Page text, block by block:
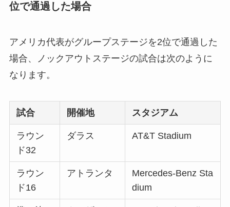
位で通過した場合
アメリカ代表がグループステージを2位で通過した
場合、ノックアウトステージの試合は次のように
なります。
試合 開催地 スタジアム
ラウン
ド32
ダラス AT&T Stadium
ラウン
ド16
アトランタ
Mercedes-Benz Sta
dium